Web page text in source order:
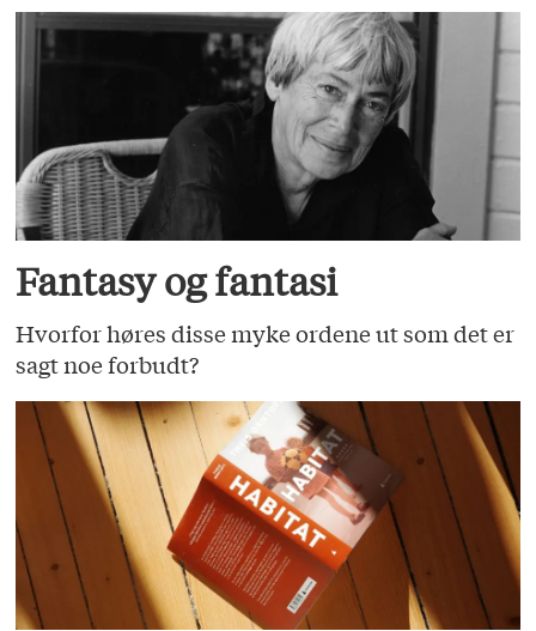
Fantasy og fantasi
Hvorfor høres disse myke ordene ut som det er
sagt noe forbudt?